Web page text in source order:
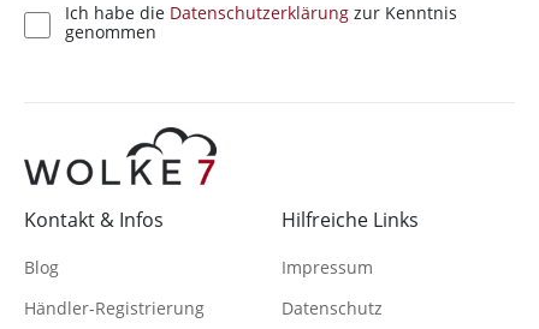
Kontakt & Infos
Blog
Händler-Registrierung
Hilfreiche Links
Impressum
Datenschutz
Ich habe die Datenschutzerklärung zur Kenntnis
genommen